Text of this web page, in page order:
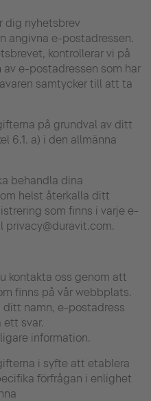
dig nyhetsbrev
angivna e-postadressen.
kontrollerar vi på
e-postadressen som har
samtycker till att ta
på grundval av ditt
6.1. a) i den allmänna
behandla dina
helst återkalla ditt
som finns i varje e-
kontakta oss genom att
finns på vår webbplats.
ditt namn, e-postadress
svar.
information.
i syfte att etablera
förfrågan i enlighet